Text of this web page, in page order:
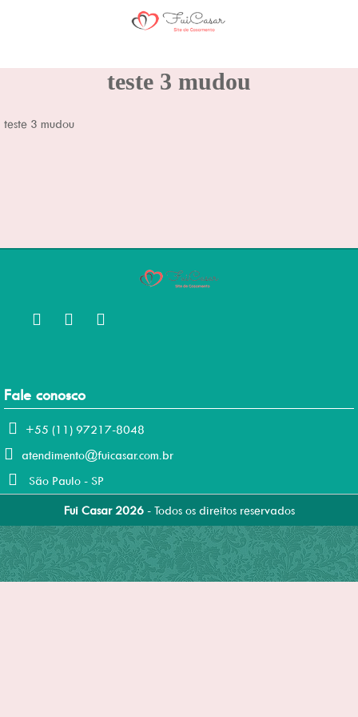
teste 3 mudou
teste 3 mudou
Fale conosco
+55 (11) 97217-8048
atendimento@fuicasar.com.br
São Paulo - SP
Fui Casar 2026- Todos os direitos reservados